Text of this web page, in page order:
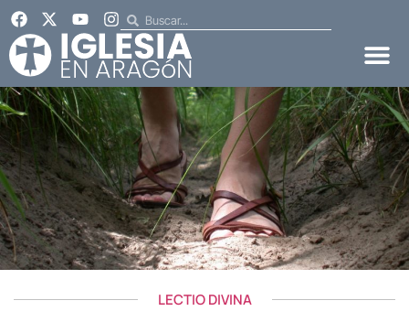
LECTIO DIVINA